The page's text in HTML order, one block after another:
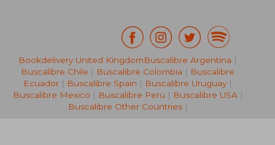
NT$ 1,119
Bookdelivery United KingdomBuscalibre Argentina |
Buscalibre Chile | Buscalibre Colombia | Buscalibre
Ecuador | Buscalibre Spain | Buscalibre Uruguay |
Buscalibre Mexico | Buscalibre Peru | Buscalibre USA|
Buscalibre Other Countries|